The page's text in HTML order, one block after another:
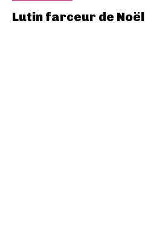
Lutin farceur de Noël